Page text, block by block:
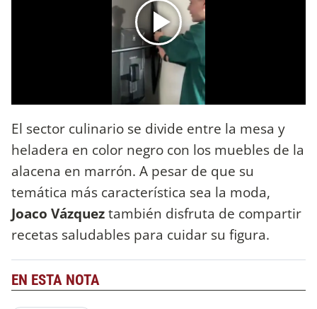
El sector culinario se divide entre la mesa y
heladera en color negro con los muebles de la
alacena en marrón. A pesar de que su
temática más característica sea la moda,
Joaco Vázqueztambién disfruta de compartir
recetas saludables para cuidar su figura.
EN ESTA NOTA